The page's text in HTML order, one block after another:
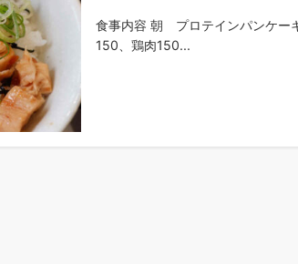
食事内容 朝 プロテインパンケー
150、鶏肉150...